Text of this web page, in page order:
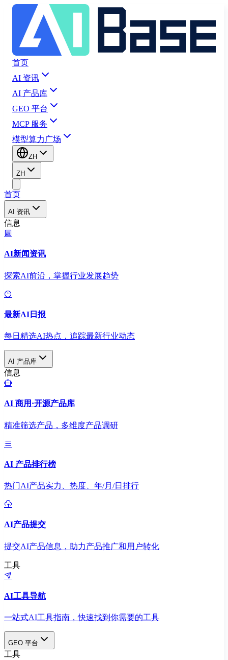
首页
AI 资讯
AI 产品库
GEO 平台
MCP 服务
模型算力广场
ZH
ZH
首页
AI 资讯
信息
AI新闻资讯
探索AI前沿，掌握行业发展趋势
最新AI日报
每日精选AI热点，追踪最新行业动态
AI 产品库
信息
AI 商用·开源产品库
精准筛选产品，多维度产品调研
AI 产品排行榜
热门AI产品实力、热度、年/月/日排行
AI产品提交
提交AI产品信息，助力产品推广和用户转化
工具
AI工具导航
一站式AI工具指南，快速找到你需要的工具
GEO 平台
工具